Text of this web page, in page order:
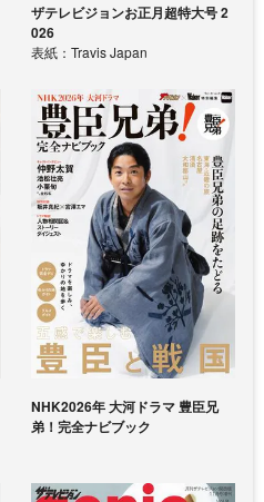
ザテレビジョンお正月超特大号 2
026
表紙：Travis Japan
NHK2026年 大河ドラマ 豊臣兄
弟！完全ナビブック